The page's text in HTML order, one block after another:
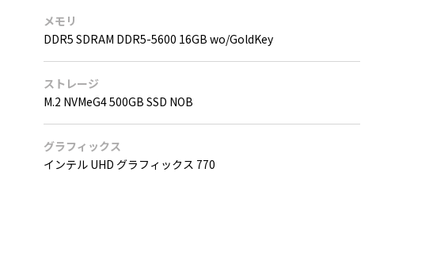
メモリ
DDR5 SDRAM DDR5-5600 16GB wo/GoldKey
ストレージ
M.2 NVMeG4 500GB SSD NOB
グラフィックス
インテル UHD グラフィックス 770